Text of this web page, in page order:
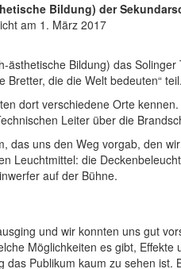
Bildung) der
am 1. März 2017
Bildung) das
Bretter, die die Welt bedeuten“ teil.
dort verschiedene Orte
Leiter über die
das uns den Weg vorgab, den
Leuchtmittel: die
auf der Bühne.
und wir konnten uns gut
Möglichkeiten es gibt,
Publikum kaum zu sehen ist.